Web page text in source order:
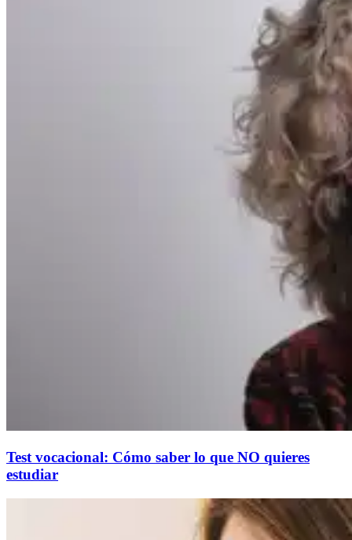
Test vocacional: Cómo saber lo que NO quieres
estudiar